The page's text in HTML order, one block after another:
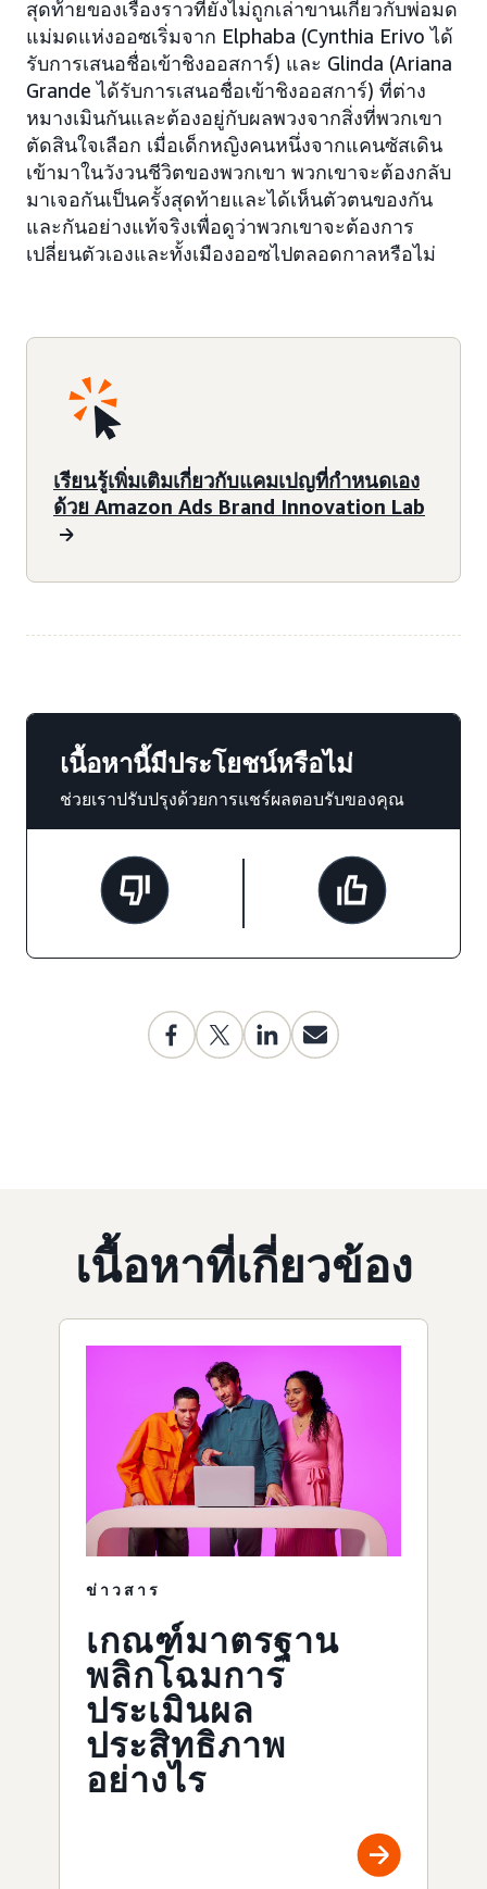
สุดท้ายของเรื่องราวที่ยังไม่ถูกเล่าขานเกี่ยวกับพ่อมด
แม่มดแห่งออซเริ่มจาก Elphaba (Cynthia Erivo ได้
รับการเสนอชื่อเข้าชิงออสการ์) และ Glinda (Ariana
Grande ได้รับการเสนอชื่อเข้าชิงออสการ์) ที่ต่าง
หมางเมินกันและต้องอยู่กับผลพวงจากสิ่งที่พวกเขา
ตัดสินใจเลือก เมื่อเด็กหญิงคนหนึ่งจากแคนซัสเดิน
เข้ามาในวังวนชีวิตของพวกเขา พวกเขาจะต้องกลับ
มาเจอกันเป็นครั้งสุดท้ายและได้เห็นตัวตนของกัน
และกันอย่างแท้จริงเพื่อดูว่าพวกเขาจะต้องการ
เปลี่ยนตัวเองและทั้งเมืองออซไปตลอดกาลหรือไม่
เรียนรู้เพิ่มเติมเกี่ยวกับแคมเปญที่กำหนดเอง
ด้วย Amazon Ads Brand Innovation Lab
เนื้อหานี้มีประโยชน์หรือไม่
ช่วยเราปรับปรุงด้วยการแชร์ผลตอบรับของคุณ
เนื้อหาที่เกี่ยวข้อง
ข่าวสาร
เกณฑ์มาตรฐาน
พลิกโฉมการ
ประเมินผล
ประสิทธิภาพ
อย่างไร